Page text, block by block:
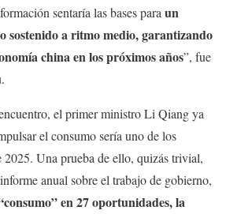
sentaría las bases para un
sostenido a ritmo medio, garantizando
china en los próximos años”, fue
el primer ministro Li Qiang ya
el consumo sería uno de los
Una prueba de ello, quizás trivial,
anual sobre el trabajo de gobierno,
en 27 oportunidades, la